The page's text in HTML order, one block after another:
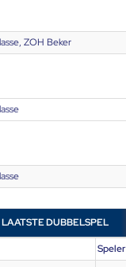
ZOH Beker
LAATSTE DUBBELSPEL
Speler